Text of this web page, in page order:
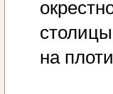
на